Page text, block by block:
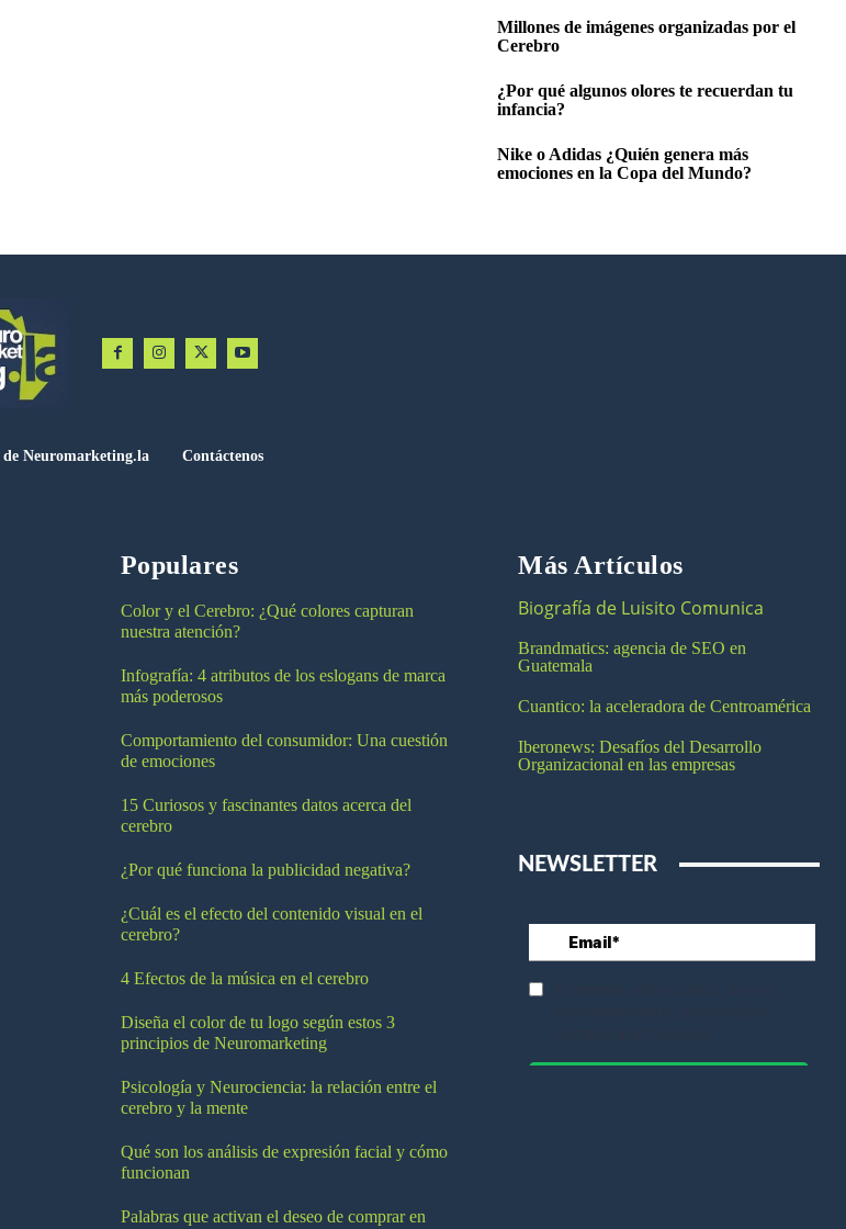
Millones de imágenes organizadas por el
Cerebro
¿Por qué algunos olores te recuerdan tu
infancia?
Nike o Adidas ¿Quién genera más
emociones en la Copa del Mundo?
de Neuromarketing.la Contáctenos
Populares
Color y el Cerebro: ¿Qué colores capturan
nuestra atención?
Infografía: 4 atributos de los eslogans de marca
más poderosos
Comportamiento del consumidor: Una cuestión
de emociones
15 Curiosos y fascinantes datos acerca del
cerebro
¿Por qué funciona la publicidad negativa?
¿Cuál es el efecto del contenido visual en el
cerebro?
4 Efectos de la música en el cerebro
Diseña el color de tu logo según estos 3
principios de Neuromarketing
Psicología y Neurociencia: la relación entre el
cerebro y la mente
Qué son los análisis de expresión facial y cómo
funcionan
Palabras que activan el deseo de comprar en
Más Artículos
Biografía de Luisito Comunica
Brandmatics: agencia de SEO en
Guatemala
Cuantico: la aceleradora de Centroamérica
Iberonews: Desafíos del Desarrollo
Organizacional en las empresas
NEWSLETTER